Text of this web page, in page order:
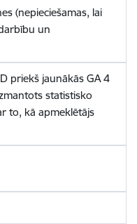
(nepieciešamas, lai
un
priekš jaunākās GA 4
statistisko
to, kā apmeklētājs